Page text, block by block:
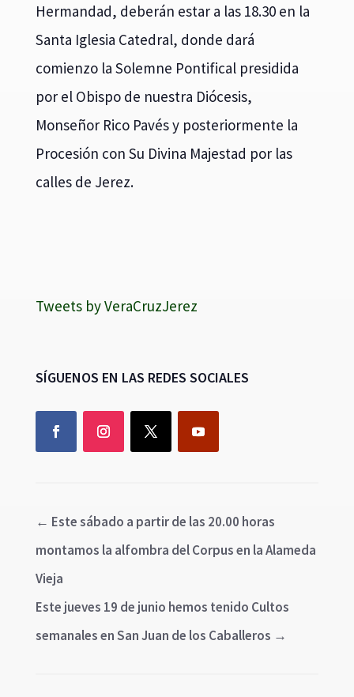
Hermandad, deberán estar a las 18.30 en la
Santa Iglesia Catedral, donde dará
comienzo la Solemne Pontifical presidida
por el Obispo de nuestra Diócesis,
Monseñor Rico Pavés y posteriormente la
Procesión con Su Divina Majestad por las
calles de Jerez.
Tweets by VeraCruzJerez
SÍGUENOS EN LAS REDES SOCIALES
← Este sábado a partir de las 20.00 horas
montamos la alfombra del Corpus en la Alameda
Vieja
Este jueves 19 de junio hemos tenido Cultos
semanales en San Juan de los Caballeros →